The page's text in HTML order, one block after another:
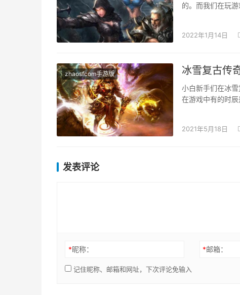
的。而我们在玩
2022年1月14日
zhaosfcom手游版 冰雪复古传
小白新手们在冰
在游戏中有的时
2021年5月18日
发表评论
*昵称： *邮箱：
记住昵称、邮箱和网址，下次评论免输入